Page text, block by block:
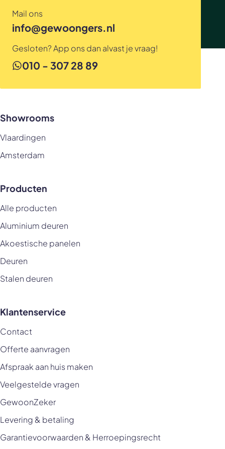
Mail ons
info@gewoongers.nl
Gesloten? App ons dan alvast je vraag!
010 - 307 28 89
Showrooms
Vlaardingen
Amsterdam
Producten
Alle producten
Aluminium deuren
Akoestische panelen
Deuren
Stalen deuren
Klantenservice
Contact
Offerte aanvragen
Afspraak aan huis maken
Veelgestelde vragen
GewoonZeker
Levering & betaling
Garantievoorwaarden & Herroepingsrecht